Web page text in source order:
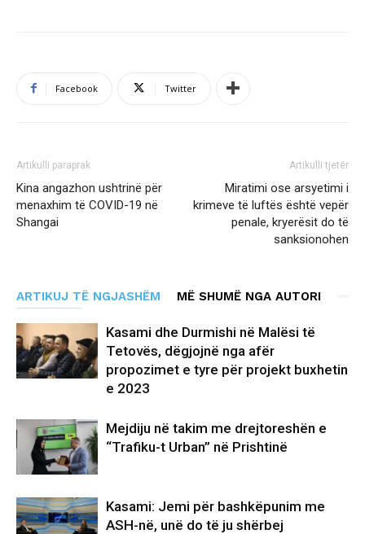
Facebook Twitter
Artikulli paraprak
Kina angazhon ushtrinë për
menaxhim të COVID-19 në
Shangai
Artikulli tjetër
Miratimi ose arsyetimi i
krimeve të luftës është vepër
penale, kryerësit do të
sanksionohen
ARTIKUJ TË NGJASHËM MË SHUMË NGA AUTORI
Kasami dhe Durmishi në Malësi të
Tetovës, dëgjojnë nga afër
propozimet e tyre për projekt buxhetin
e 2023
Mejdiju në takim me drejtoreshën e
“Trafiku-t Urban” në Prishtinë
Kasami: Jemi për bashkëpunim me
ASH-në, unë do të ju shërbej